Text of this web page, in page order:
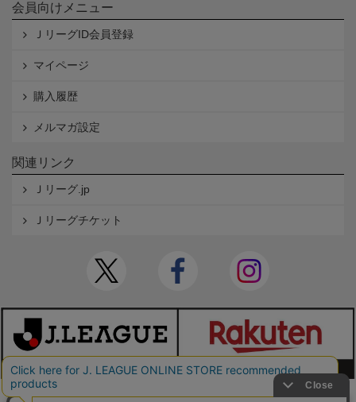
会員向けメニュー
ＪリーグID会員登録
マイページ
購入履歴
メルマガ設定
関連リンク
Ｊリーグ.jp
Ｊリーグチケット